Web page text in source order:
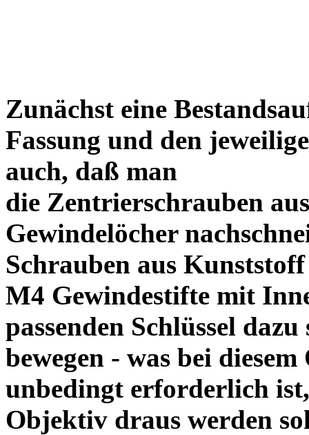
Zunächst eine
Fassung und den
auch, daß man
die Zentrierschrauben
Gewindelöcher
Schrauben aus
M4 Gewindestifte mit
passenden Schlüssel
bewegen - was bei
unbedingt erforderlich
Objektiv draus